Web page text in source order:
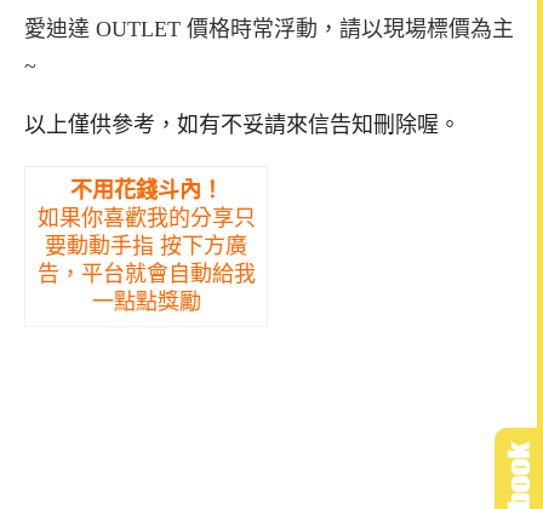
愛迪達 OUTLET 價格時常浮動，請以現場標價為主
~
以上僅供參考，如有不妥請來信告知刪除喔。
不用花錢斗內！
如果你喜歡我的分享只
要動動手指 按下方廣
告，平台就會自動給我
一點點獎勵